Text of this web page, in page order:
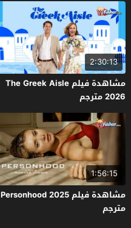
2:30:13
مشاهدة فيلم The Greek Aisle
2026 مترجم
1:56:15
مشاهدة فيلم Personhood 2025
مترجم